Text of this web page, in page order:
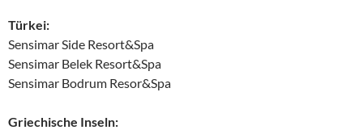
Türkei:
Sensimar Side Resort&Spa
Sensimar Belek Resort&Spa
Sensimar Bodrum Resor&Spa
Griechische Inseln: